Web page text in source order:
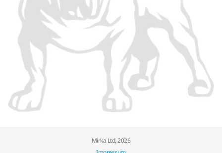
Mirka Ltd, 2026